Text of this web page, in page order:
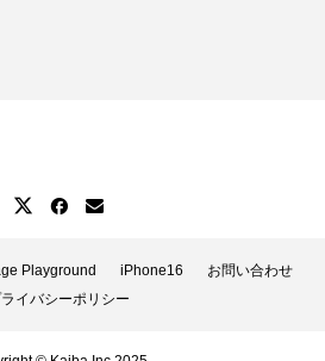
Playground iPhone16
お問い合わせ
イバシーポリシー